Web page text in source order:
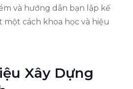
và hướng dẫn bạn lập kế
một cách khoa học và hiệu
Xây Dựng